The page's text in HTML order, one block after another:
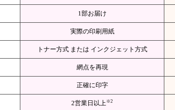
1部お届け
実際の印刷用紙
トナー方式 または インクジェット方式
網点を再現
正確に印字
2営業日以上※2